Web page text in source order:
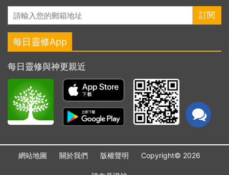
每日靈修App
每日靈修與神更親近
網站地圖 關於我們 版權聲明 Copyright© 2026